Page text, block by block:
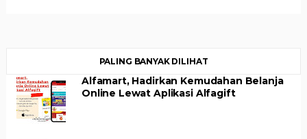
PALING BANYAK DILIHAT
Alfamart, Hadirkan Kemudahan Belanja
Online Lewat Aplikasi Alfagift